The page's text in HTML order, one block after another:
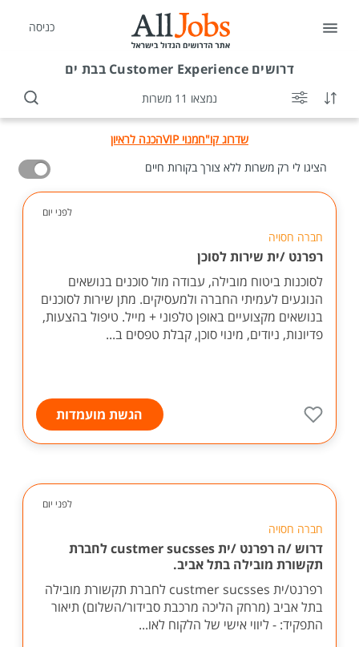
כניסה
דרושיםCustomer Experience בבת ים
נמצאו 11 משרות
שדרוג קו"חמנוי VIP
הכנה לראיון
הציגו לי רק משרות ללא צורך בקורות חיים
לפני יום
חברה חסויה
רפרנט /ית שירות לסוכן
לסוכנות ביטוח מובילה, עבודה מול סוכנים בנושאים
הנוגעים לעמיתי החברה ולמעסיקים. מתן שירות לסוכנים
בנושאים מקצועיים באופן טלפוני + מייל. טיפול בהצעות,
פדיונות, ניודים, מינוי סוכן, קבלת טפסים ב...
הגשת מועמדות
לפני יום
חברה חסויה
דרוש /ה רפרנט /ית custmer sucsses לחברת
תקשורת מובילה בתל אביב.
רפרנט/ית custmer sucsses לחברת תקשורת מובילה
בתל אביב (מרחק הליכה מרכבת סבידור/השלום) תיאור
התפקיד: - ליווי אישי של הלקוח לאו...